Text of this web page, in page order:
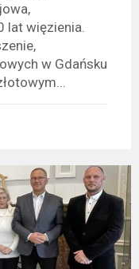
lat więzienia.
w Gdańsku